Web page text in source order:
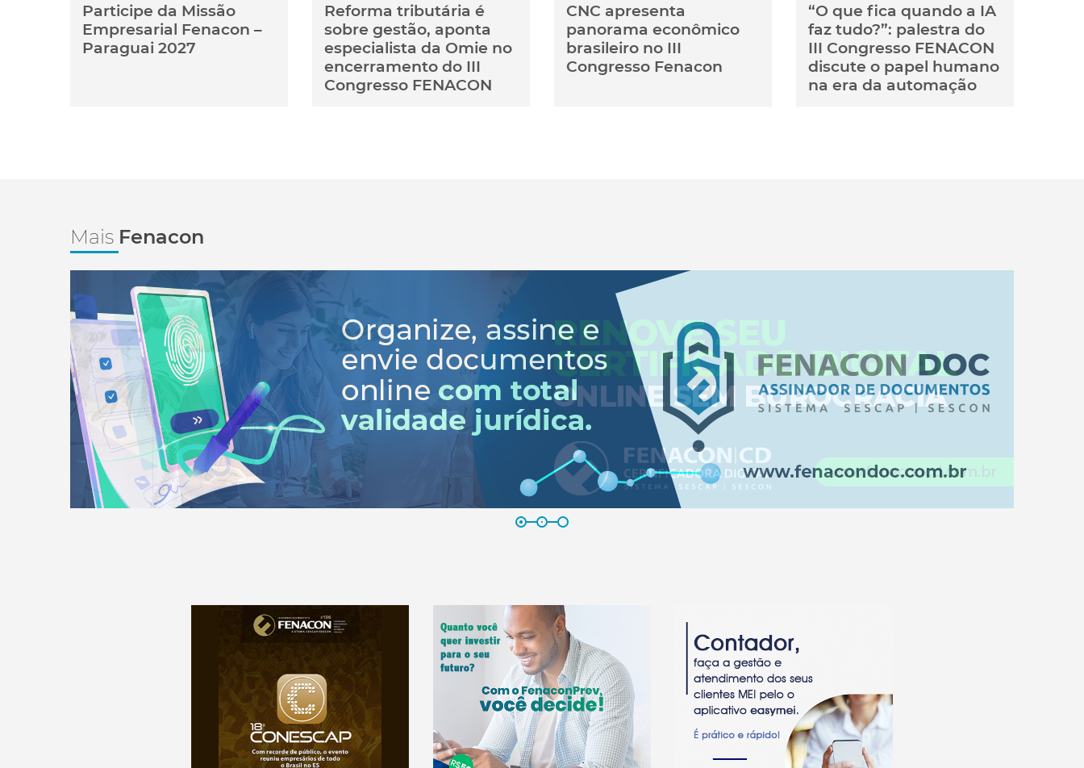
Participe da Missão
Empresarial Fenacon –
Paraguai 2027
Reforma tributária é
sobre gestão, aponta
especialista da Omie no
encerramento do III
Congresso FENACON
CNC apresenta
panorama econômico
brasileiro no III
Congresso Fenacon
“O que fica quando a IA
faz tudo?”: palestra do
III Congresso FENACON
discute o papel humano
na era da automação
Mais Fenacon